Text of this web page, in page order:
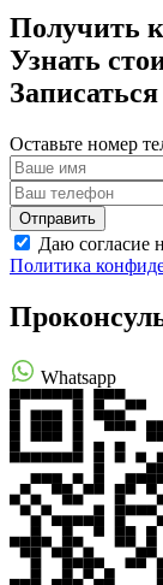
Получить
Узнать
Оставьте номер
Даю согласие
Политика
Whatsapp